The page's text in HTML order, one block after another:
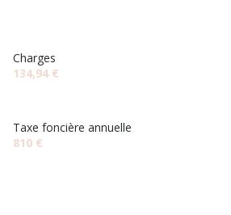
Charges
134,94 €
Taxe foncière annuelle
810 €